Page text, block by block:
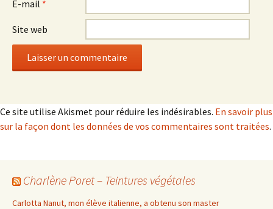
E-mail *
Site web
Ce site utilise Akismet pour réduire les indésirables. En savoir plus
sur la façon dont les données de vos commentaires sont traitées.
Charlène Poret – Teintures végétales
Carlotta Nanut, mon élève italienne, a obtenu son master